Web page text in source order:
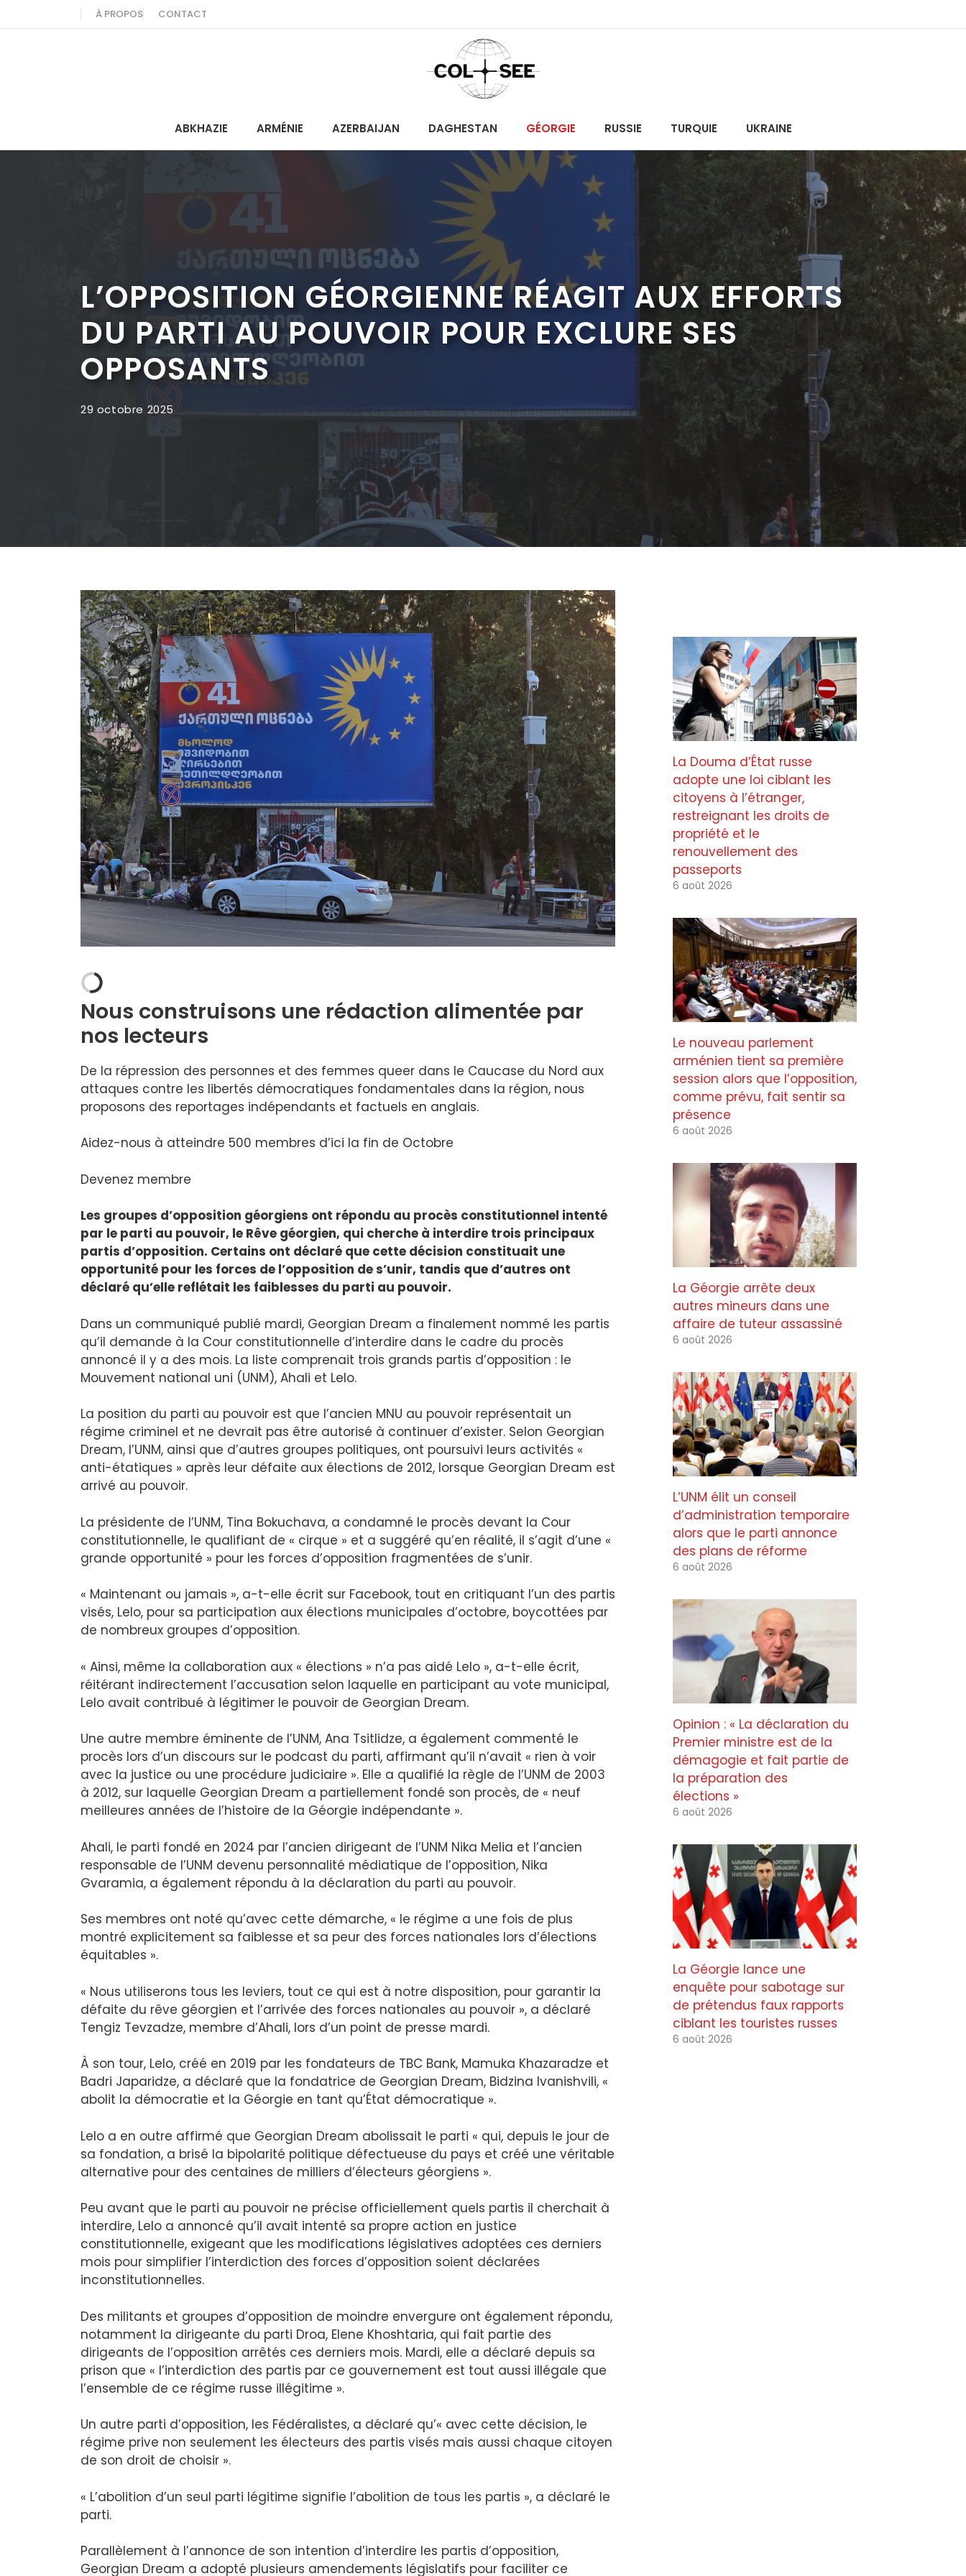
au
À PROPOS CONTACT
ABKHAZIE ARMÉNIE AZERBAIJAN DAGHESTAN GÉORGIE RUSSIE TURQUIE UKRAINE
L’OPPOSITION GÉORGIENNE RÉAGIT AUX EFFORTS
DU PARTI AU POUVOIR POUR EXCLURE SES
OPPOSANTS
29 octobre 2025
Nous construisons une rédaction alimentée par
nos lecteurs
De la répression des personnes et des femmes queer dans le Caucase du Nord aux
attaques contre les libertés démocratiques fondamentales dans la région, nous
proposons des reportages indépendants et factuels en anglais.
Aidez-nous à atteindre 500 membres d’ici la fin de Octobre
Devenez membre
Les groupes d’opposition géorgiens ont répondu au procès constitutionnel intenté
par le parti au pouvoir, le Rêve géorgien, qui cherche à interdire trois principaux
partis d’opposition. Certains ont déclaré que cette décision constituait une
opportunité pour les forces de l’opposition de s’unir, tandis que d’autres ont
déclaré qu’elle reflétait les faiblesses du parti au pouvoir.
Dans un communiqué publié mardi, Georgian Dream a finalement nommé les partis
qu’il demande à la Cour constitutionnelle d’interdire dans le cadre du procès
annoncé il y a des mois. La liste comprenait trois grands partis d’opposition : le
Mouvement national uni (UNM), Ahali et Lelo.
La position du parti au pouvoir est que l’ancien MNU au pouvoir représentait un
régime criminel et ne devrait pas être autorisé à continuer d’exister. Selon Georgian
Dream, l’UNM, ainsi que d’autres groupes politiques, ont poursuivi leurs activités «
anti-étatiques » après leur défaite aux élections de 2012, lorsque Georgian Dream est
arrivé au pouvoir.
La présidente de l’UNM, Tina Bokuchava, a condamné le procès devant la Cour
constitutionnelle, le qualifiant de « cirque » et a suggéré qu’en réalité, il s’agit d’une «
grande opportunité » pour les forces d’opposition fragmentées de s’unir.
« Maintenant ou jamais », a-t-elle écrit sur Facebook, tout en critiquant l’un des partis
visés, Lelo, pour sa participation aux élections municipales d’octobre, boycottées par
de nombreux groupes d’opposition.
« Ainsi, même la collaboration aux « élections » n’a pas aidé Lelo », a-t-elle écrit,
réitérant indirectement l’accusation selon laquelle en participant au vote municipal,
Lelo avait contribué à légitimer le pouvoir de Georgian Dream.
Une autre membre éminente de l’UNM, Ana Tsitlidze, a également commenté le
procès lors d’un discours sur le podcast du parti, affirmant qu’il n’avait « rien à voir
avec la justice ou une procédure judiciaire ». Elle a qualifié la règle de l’UNM de 2003
à 2012, sur laquelle Georgian Dream a partiellement fondé son procès, de « neuf
meilleures années de l’histoire de la Géorgie indépendante ».
Ahali, le parti fondé en 2024 par l’ancien dirigeant de l’UNM Nika Melia et l’ancien
responsable de l’UNM devenu personnalité médiatique de l’opposition, Nika
Gvaramia, a également répondu à la déclaration du parti au pouvoir.
Ses membres ont noté qu’avec cette démarche, « le régime a une fois de plus
montré explicitement sa faiblesse et sa peur des forces nationales lors d’élections
équitables ».
« Nous utiliserons tous les leviers, tout ce qui est à notre disposition, pour garantir la
défaite du rêve géorgien et l’arrivée des forces nationales au pouvoir », a déclaré
Tengiz Tevzadze, membre d’Ahali, lors d’un point de presse mardi.
À son tour, Lelo, créé en 2019 par les fondateurs de TBC Bank, Mamuka Khazaradze et
Badri Japaridze, a déclaré que la fondatrice de Georgian Dream, Bidzina Ivanishvili, «
abolit la démocratie et la Géorgie en tant qu’État démocratique ».
Lelo a en outre affirmé que Georgian Dream abolissait le parti « qui, depuis le jour de
sa fondation, a brisé la bipolarité politique défectueuse du pays et créé une véritable
alternative pour des centaines de milliers d’électeurs géorgiens ».
Peu avant que le parti au pouvoir ne précise officiellement quels partis il cherchait à
interdire, Lelo a annoncé qu’il avait intenté sa propre action en justice
constitutionnelle, exigeant que les modifications législatives adoptées ces derniers
mois pour simplifier l’interdiction des forces d’opposition soient déclarées
inconstitutionnelles.
Des militants et groupes d’opposition de moindre envergure ont également répondu,
notamment la dirigeante du parti Droa, Elene Khoshtaria, qui fait partie des
dirigeants de l’opposition arrêtés ces derniers mois. Mardi, elle a déclaré depuis sa
prison que « l’interdiction des partis par ce gouvernement est tout aussi illégale que
l’ensemble de ce régime russe illégitime ».
Un autre parti d’opposition, les Fédéralistes, a déclaré qu’« avec cette décision, le
régime prive non seulement les électeurs des partis visés mais aussi chaque citoyen
de son droit de choisir ».
« L’abolition d’un seul parti légitime signifie l’abolition de tous les partis », a déclaré le
parti.
Parallèlement à l’annonce de son intention d’interdire les partis d’opposition,
Georgian Dream a adopté plusieurs amendements législatifs pour faciliter ce
La Douma d’État russe
adopte une loi ciblant les
citoyens à l’étranger,
restreignant les droits de
propriété et le
renouvellement des
passeports
6 août 2026
Le nouveau parlement
arménien tient sa première
session alors que l’opposition,
comme prévu, fait sentir sa
présence
6 août 2026
La Géorgie arrête deux
autres mineurs dans une
affaire de tuteur assassiné
6 août 2026
L’UNM élit un conseil
d’administration temporaire
alors que le parti annonce
des plans de réforme
6 août 2026
Opinion : « La déclaration du
Premier ministre est de la
démagogie et fait partie de
la préparation des
élections »
6 août 2026
La Géorgie lance une
enquête pour sabotage sur
de prétendus faux rapports
ciblant les touristes russes
6 août 2026